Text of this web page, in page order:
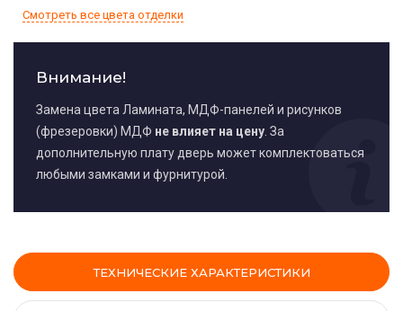
Смотреть все цвета отделки
Внимание!
Замена цвета Ламината, МДФ-панелей и рисунков
(фрезеровки) МДФ не влияет на цену . За
дополнительную плату дверь может комплектоваться
любыми замками и фурнитурой.
ТЕХНИЧЕСКИЕ ХАРАКТЕРИСТИКИ